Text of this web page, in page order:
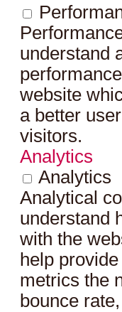
understand
website
a better
visitors.
Analytics
Analytics
Analytical
understand
with the
help
metrics the
bounce